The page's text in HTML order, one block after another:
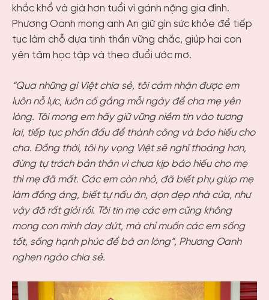
khắc khổ và già hơn tuổi vì gánh nặng gia đình.
Phương Oanh mong anh An giữ gìn sức khỏe để tiếp
tục làm chỗ dựa tinh thần vững chắc, giúp hai con
yên tâm học tập và theo đuổi ước mơ.
“Qua những gì Việt chia sẻ, tôi cảm nhận được em
luôn nỗ lực, luôn cố gắng mỗi ngày để cha mẹ yên
lòng. Tôi mong em hãy giữ vững niềm tin vào tương
lai, tiếp tục phấn đấu để thành công và báo hiếu cho
cha. Đồng thời, tôi hy vọng Việt sẽ nghĩ thoáng hơn,
đừng tự trách bản thân vì chưa kịp báo hiếu cho mẹ
thì mẹ đã mất. Các em còn nhỏ, đã biết phụ giúp mẹ
làm đồng áng, biết tự nấu ăn, dọn dẹp nhà cửa, như
vậy đã rất giỏi rồi. Tôi tin mẹ các em cũng không
mong con mình day dứt, mà chỉ muốn các em sống
tốt, sống hạnh phúc để bà an lòng”, Phương Oanh
nghẹn ngào chia sẻ.